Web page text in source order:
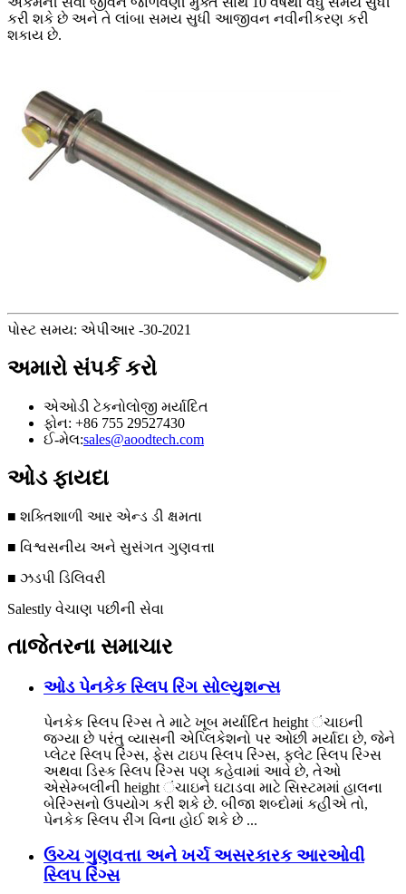
કરી શકે છે અને તે લાંબા સમય સુધી આજીવન નવીનીકરણ કરી
શકાય છે.
પોસ્ટ સમય: એપીઆર -30-2021
અમારો સંપર્ક કરો
એઓડી ટેકનોલોજી મર્યાદિત
ફોન: +86 755 29527430
ઈ-મેલ:sales@aoodtech.com
ઓડ ફાયદા
■ શક્તિશાળી આર એન્ડ ડી ક્ષમતા
■ વિશ્વસનીય અને સુસંગત ગુણવત્તા
■ ઝડપી ડિલિવરી
Salestly વેચાણ પછીની સેવા
તાજેતરના સમાચાર
ઓડ પેનકેક સ્લિપ રિંગ સોલ્યુશન્સ
પેનકેક સ્લિપ રિંગ્સ તે માટે ખૂબ મર્યાદિત height ંચાઇની
જગ્યા છે પરંતુ વ્યાસની એપ્લિકેશનો પર ઓછી મર્યાદા છે, જેને
પ્લેટર સ્લિપ રિંગ્સ, ફેસ ટાઇપ સ્લિપ રિંગ્સ, ફ્લેટ સ્લિપ રિંગ્સ
અથવા ડિસ્ક સ્લિપ રિંગ્સ પણ કહેવામાં આવે છે, તેઓ
એસેમ્બલીની height ંચાઇને ઘટાડવા માટે સિસ્ટમમાં હાલના
બેરિંગ્સનો ઉપયોગ કરી શકે છે. બીજા શબ્દોમાં કહીએ તો,
પેનકેક સ્લિપ રીંગ વિના હોઈ શકે છે ...
ઉચ્ચ ગુણવત્તા અને ખર્ચ અસરકારક આરઓવી
સ્લિપ રિંગ્સ